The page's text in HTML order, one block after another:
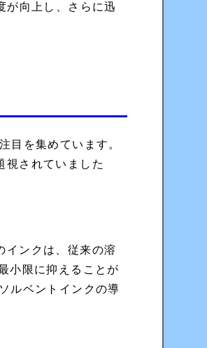
が向上し、さらに迅
目を集めています。
視されていました
インクは、従来の溶
小限に抑えることが
ルベントインクの導